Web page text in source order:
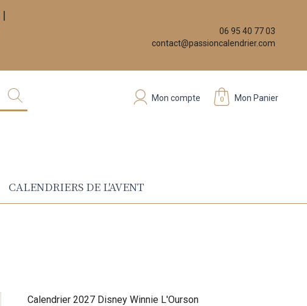
|
06 95 40 77 03
contact@passioncalendrier.com
0 Mon Panier
Mon compte
CALENDRIERS DE L'AVENT
Calendrier 2027 Disney Winnie L'Ourson